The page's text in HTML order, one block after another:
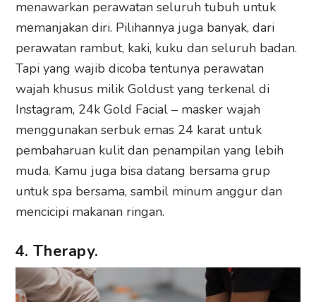
menawarkan perawatan seluruh tubuh untuk
memanjakan diri. Pilihannya juga banyak, dari
perawatan rambut, kaki, kuku dan seluruh badan.
Tapi yang wajib dicoba tentunya perawatan
wajah khusus milik Goldust yang terkenal di
Instagram, 24k Gold Facial – masker wajah
menggunakan serbuk emas 24 karat untuk
pembaharuan kulit dan penampilan yang lebih
muda. Kamu juga bisa datang bersama grup
untuk spa bersama, sambil minum anggur dan
mencicipi makanan ringan.
4. Therapy.